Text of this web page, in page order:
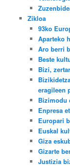
Zikloa
93ko
Aparteko
Aro berri
Beste
Bizi,
eragileen
Bizimodu
Enpresa
Europari
Euskal
Giza
Gizarte
Justizia